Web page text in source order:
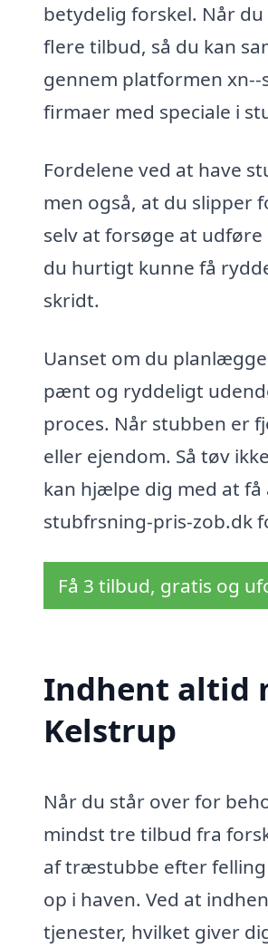
betydelig forskel. Når
flere tilbud, så du kan
gennem platformen
firmaer med speciale i
Fordelene ved at have
men også, at du slipper
selv at forsøge at
du hurtigt kunne få
skridt.
Uanset om du
pænt og ryddeligt
proces. Når stubben er
eller ejendom. Så tøv
kan hjælpe dig med at
stubfrsning-pris-zob.dk
Få 3 tilbud, gratis og
Indhent altid
Kelstrup
Når du står over for
mindst tre tilbud fra
af træstubbe efter
op i haven. Ved at
tjenester, hvilket giver